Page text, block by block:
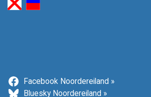
Facebook Noordereiland »
Bluesky Noordereiland »